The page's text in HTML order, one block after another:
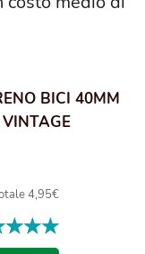
BICI 40MM
4,95€